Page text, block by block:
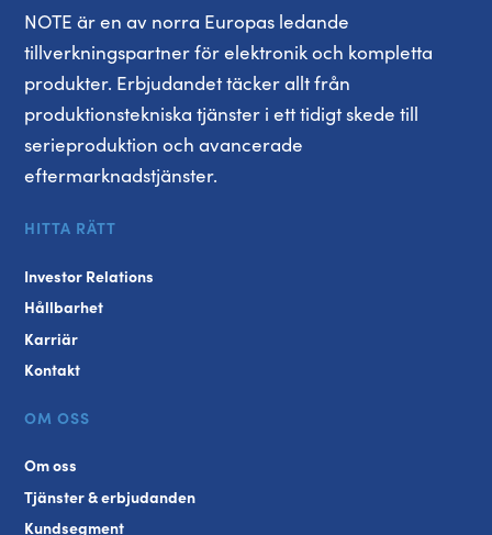
NOTE är en av norra Europas ledande
tillverkningspartner för elektronik och kompletta
produkter. Erbjudandet täcker allt från
produktionstekniska tjänster i ett tidigt skede till
serieproduktion och avancerade
eftermarknadstjänster.
HITTA RÄTT
Investor Relations
Hållbarhet
Karriär
Kontakt
OM OSS
Om oss
Tjänster & erbjudanden
Kundsegment